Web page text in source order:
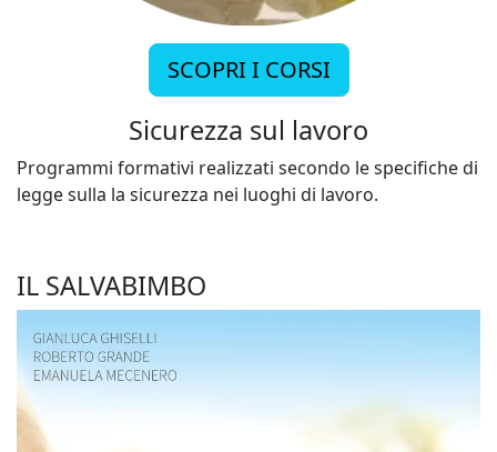
SCOPRI I CORSI
Sicurezza sul lavoro
Programmi formativi realizzati secondo le specifiche di
legge sulla la sicurezza nei luoghi di lavoro.
IL SALVABIMBO